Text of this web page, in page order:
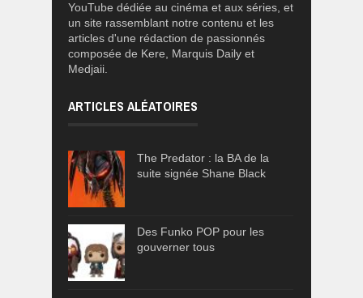
YouTube dédiée au cinéma et aux séries, et
un site rassemblant notre contenu et les
articles d'une rédaction de passionnés
composée de Kere, Marquis Daily et
Medjaii.
ARTICLES ALÉATOIRES
The Predator : la BA de la
suite signée Shane Black
Des Funko POP pour les
gouverner tous